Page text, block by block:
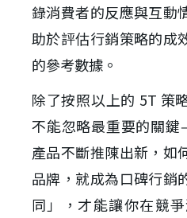
錄消費者的反應與互動
助於評估行銷策略的成
的參考數據。
除了按照以上的 5T 策
不能忽略最重要的關
產品不斷推陳出新，如
品牌，就成為口碑行銷
同」，才能讓你在競